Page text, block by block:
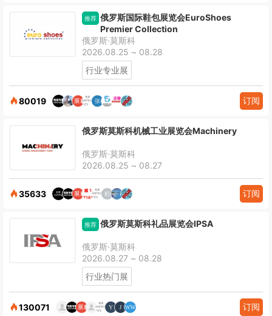
推荐 俄罗斯国际鞋包展览会EuroShoes
Premier Collection
俄罗斯·莫斯科
2026.08.25 ~ 08.28
行业专业展
80019 订阅
俄罗斯莫斯科机械工业展览会Machinery
俄罗斯·莫斯科
2026.08.25 ~ 08.27
35633 订阅
推荐 俄罗斯莫斯科礼品展览会IPSA
俄罗斯·莫斯科
2026.08.27 ~ 08.28
行业热门展
130071 订阅